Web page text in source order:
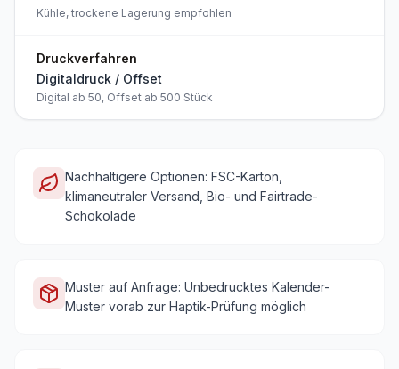
Kühle, trockene Lagerung empfohlen
Druckverfahren
Digitaldruck / Offset
Digital ab 50, Offset ab 500 Stück
Nachhaltigere Optionen: FSC-Karton,
klimaneutraler Versand, Bio- und Fairtrade-
Schokolade
Muster auf Anfrage: Unbedrucktes Kalender-
Muster vorab zur Haptik-Prüfung möglich